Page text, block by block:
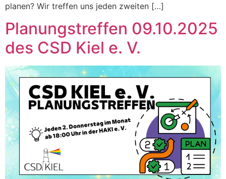
planen? Wir treffen uns jeden zweiten […]
Planungstreffen 09.10.2025
des CSD Kiel e. V.